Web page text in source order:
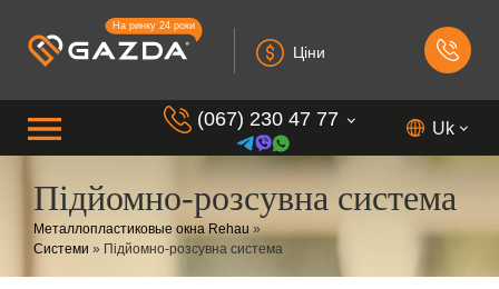
На ринку 24 роки
Ціни
(067) 230 47 77
(099) 230 73 37
(050) 230 7 337
(073) 230 7 337
Uk
Підйомно-розсувна система
Металлопластиковые окна Rehau »
Системи » Підйомно-розсувна система